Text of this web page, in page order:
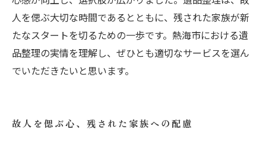
人を偲ぶ大切な時間であるとともに、残された家族が新
たなスタートを切るための一歩です。熱海市における遺
品整理の実情を理解し、ぜひとも適切なサービスを選ん
でいただきたいと思います。
故人を偲ぶ心、残された家族への配慮